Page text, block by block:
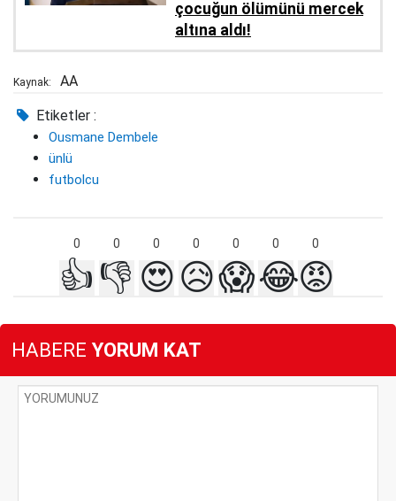
çocuğun ölümünü mercek
altına aldı!
Kaynak: AA
Etiketler :
Ousmane Dembele
ünlü
futbolcu
0 0 0 0 0 0 0
👍 👎 😍😥😱😂😡
HABERE YORUM KAT